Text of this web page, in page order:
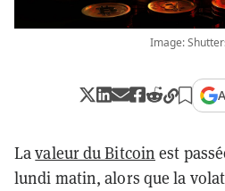
Image:
Lavaleur du Bitcoin est
lundi matin, alors que la